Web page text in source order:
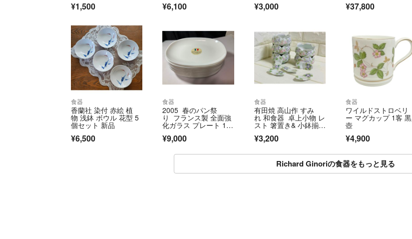
¥1,500 ¥6,100 ¥3,000 ¥37,800
食器
香蘭社 染付 赤絵 植
物 浅鉢 ボウル 花型 5
個セット 新品
¥6,500
食器
2005 春のパン祭
り フランス製 全面強
化ガラス プレート 12
¥9,000
食器
有田焼 高山作 すみ
れ 和食器 卓上小物 レ
スト 箸置き& 小鉢揃
¥3,200
食器
ワイルドストロベリ
ー マグカップ 1客 黒
壺
¥4,900
Richard Ginoriの食器をもっと見る